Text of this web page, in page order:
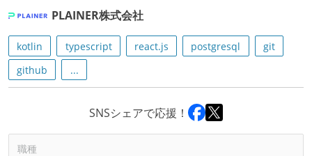
PLAINER株式会社
kotlin typescript react.js postgresql
git
github
...
SNSシェアで応援！
職種